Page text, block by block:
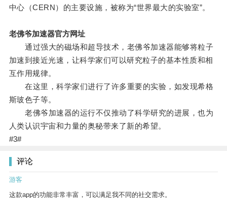
中心（CERN）的主要设施，被称为“世界最大的实验室”。
老佛爷加速器官方网址
通过强大的磁场和超导技术，老佛爷加速器能够将粒子
加速到接近光速，让科学家们可以研究粒子的基本性质和相
互作用规律。
在这里，科学家们进行了许多重要的实验，如发现希格
斯玻色子等。
老佛爷加速器的运行不仅推动了科学研究的进展，也为
人类认识宇宙和力量的奥秘带来了新的希望。
#3#
评论
游客
这款app的功能非常丰富，可以满足我不同的社交需求。